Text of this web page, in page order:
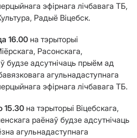
эфірнага лічбавага ТБ,
Радыё Віцебск.
16.00 на тэрыторыі
Расонскага,
будзе адсутнічаць прыём ад
агульнадаступнага
эфірнага лічбавага ТБ.
15.30 на тэрыторыі Віцебскага,
раёнаў будзе адсутнічаць
агульнадаступнага